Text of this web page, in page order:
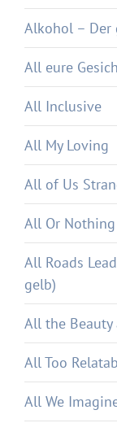
Alkohol – Der
All eure
All Inclusive
All My Loving
All of Us
All Or Nothing
All Roads
gelb)
All the
All Too
All We